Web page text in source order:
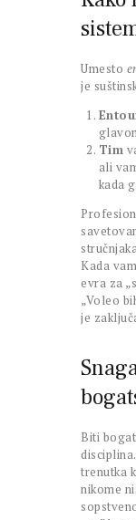
Umesto
je
Tim
ali
kada
Kada
evra za
„Voleo
je
Biti
trenutka
nikome